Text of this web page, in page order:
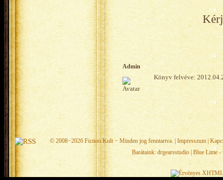
Admin
Könyv felvéve:
© 2008−2026 Fiction Kult− Minden jog fenntartva. | Impresszum
Barátaink: drgearsstudio Blue Lime -